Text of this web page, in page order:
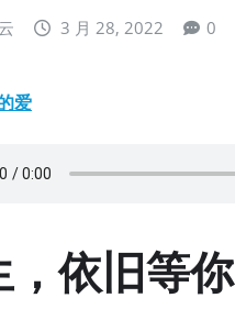
3 月 28, 2022 0
，依旧等你